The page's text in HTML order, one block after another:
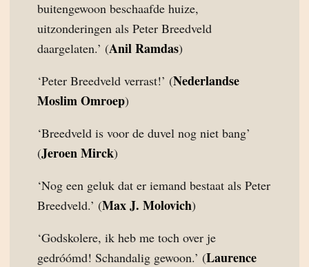
buitengewoon beschaafde huize,
uitzonderingen als Peter Breedveld
daargelaten.’ (Anil Ramdas)
‘Peter Breedveld verrast!’ (Nederlandse
Moslim Omroep)
‘Breedveld is voor de duvel nog niet bang’
(Jeroen Mirck)
‘Nog een geluk dat er iemand bestaat als Peter
Breedveld.’ (Max J. Molovich)
‘Godskolere, ik heb me toch over je
gedróómd! Schandalig gewoon.’ (Laurence